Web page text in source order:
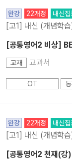
완강 22개정 내신집
[고1] 내신 (개념학
[공통영어2 비상]
교재 교과서
OT
완강 22개정 내신집
[고1] 내신 (개념학
[공통영어2 천재(